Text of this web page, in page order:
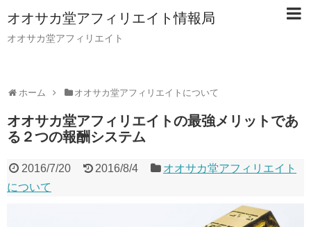
オオサカ堂アフィリエイト情報局
オオサカ堂アフィリエイト
ホーム オオサカ堂アフィリエイトについて
オオサカ堂アフィリエイトの最強メリットであ
る２つの報酬システム
2016/7/20 2016/8/4
オオサカ堂アフィリエイト
について